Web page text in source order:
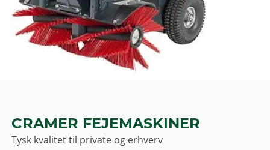
CRAMER FEJEMASKINER
Tysk kvalitet til private og erhverv